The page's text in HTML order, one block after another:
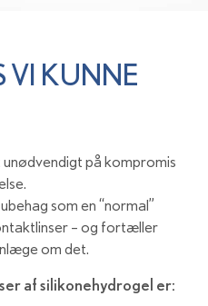
VI KUNNE
på kompromis
som en “normal”
– og fortæller
om det.
af silikonehydrogel er: